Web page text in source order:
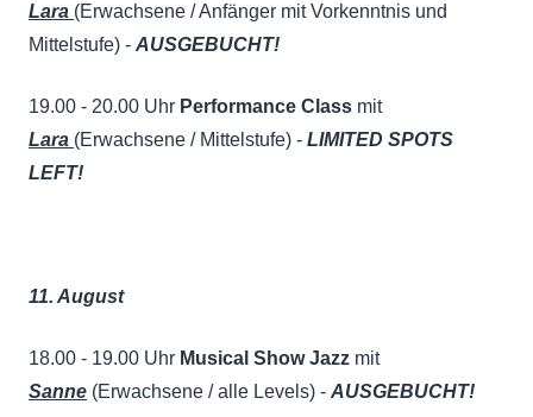
Lara (Erwachsene / Anfänger mit Vorkenntnis und
Mittelstufe) - AUSGEBUCHT!
19.00 - 20.00 Uhr Performance Class mit
Lara (Erwachsene / Mittelstufe) - LIMITED SPOTS
LEFT!
11. August
18.00 - 19.00 Uhr Musical Show Jazz mit
Sanne (Erwachsene / alle Levels) - AUSGEBUCHT!